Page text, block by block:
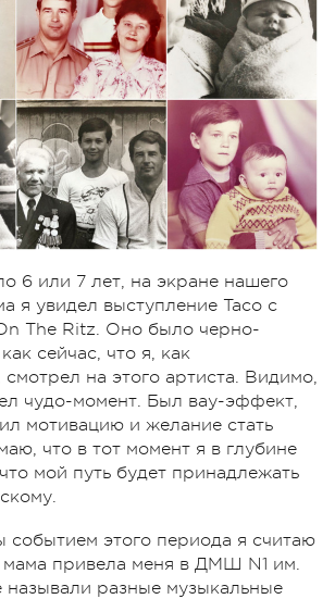
6 или 7 лет, на экране нашего
я увидел выступление Taco с
The Ritz. Оно было черно-
сейчас, что я, как
на этого артиста. Видимо,
чудо-момент. Был вау-эффект,
мотивацию и желание стать
что в тот момент я в глубине
мой путь будет принадлежать
этого периода я считаю
мама привела меня в ДМШ N1 им.
называли разные музыкальные